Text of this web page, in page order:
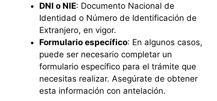
DNI o NIE: Documento Nacional de
Identidad o Número de Identificación de
Extranjero, en vigor.
Formulario específico: En algunos casos,
puede ser necesario completar un
formulario específico para el trámite que
necesitas realizar. Asegúrate de obtener
esta información con antelación.